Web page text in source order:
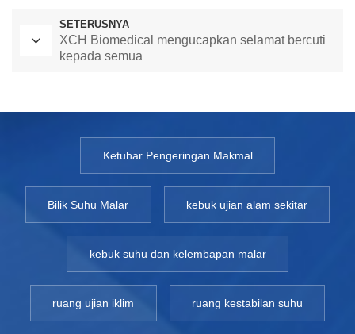
SETERUSNYA
XCH Biomedical mengucapkan selamat bercuti
kepada semua
Ketuhar Pengeringan Makmal
Bilik Suhu Malar kebuk ujian alam sekitar
kebuk suhu dan kelembapan malar
ruang ujian iklim ruang kestabilan suhu